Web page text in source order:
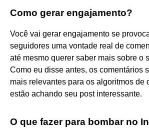
Como gerar engajamento?
Você vai gerar engajamento se
seguidores uma vontade real de
até mesmo querer saber mais sobre o
Como eu disse antes, os comentários
mais relevantes para os algoritmos de
estão achando seu post interessante.
O que fazer para bombar no